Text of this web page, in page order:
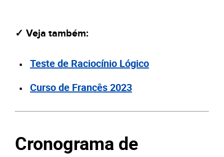
✓ Veja também:
Teste de Raciocínio Lógico
Curso de Francês 2023
Cronograma de